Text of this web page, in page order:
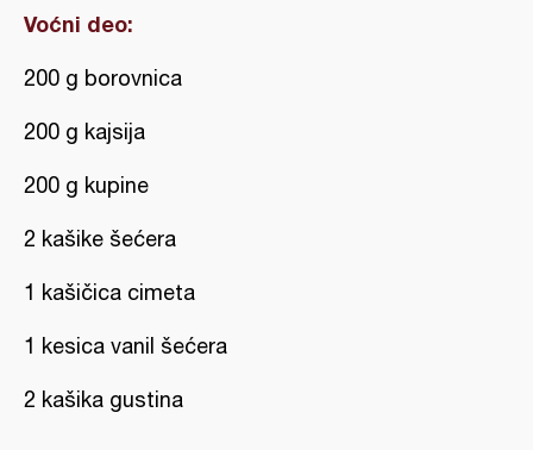
Voćni deo:
200 g borovnica
200 g kajsija
200 g kupine
2 kašike šećera
1 kašičica cimeta
1 kesica vanil šećera
2 kašika gustina